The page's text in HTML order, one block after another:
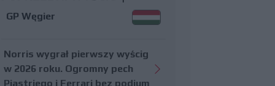
GP Węgier
Norris wygrał pierwszy wyścig
w 2026 roku. Ogromny pech
Piastriego i Ferrari bez podium